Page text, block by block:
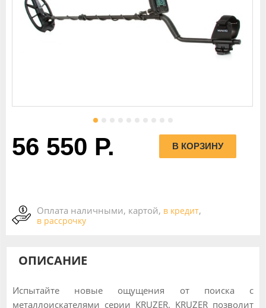
56 550 Р.
Оплата наличными, картой, в кредит,
в рассрочку
ОПИСАНИЕ
Испытайте новые ощущения от поиска с
металлоискателями серии KRUZER. KRUZER позволит